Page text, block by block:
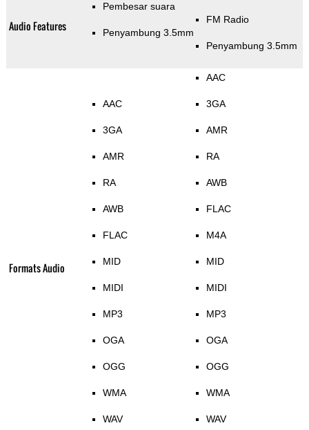
Audio Features
Pembesar suara
Penyambung 3.5mm
FM Radio
Penyambung 3.5mm
Formats Audio
AAC
3GA
AMR
RA
AWB
FLAC
MID
MIDI
MP3
OGA
OGG
WMA
WAV
AAC
3GA
AMR
RA
AWB
FLAC
M4A
MID
MIDI
MP3
OGA
OGG
WMA
WAV